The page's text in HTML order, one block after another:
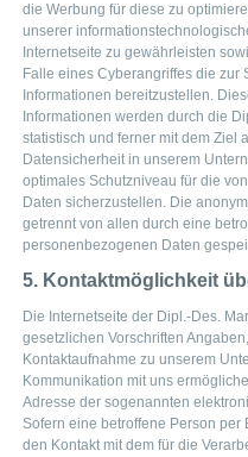
die Werbung für diese zu
unserer
Internetseite zu gewährleisten
Falle eines Cyberangriffes die zur
Informationen bereitzustellen.
Informationen werden durch die
statistisch und ferner mit dem Ziel
Datensicherheit in unserem
optimales Schutzniveau für die
Daten sicherzustellen. Die
getrennt von allen durch eine
personenbezogenen Daten
5. Kontaktmöglichkeit
Die Internetseite der Dipl.-Des.
gesetzlichen Vorschriften
Kontaktaufnahme zu unserem
Kommunikation mit uns
Adresse der sogenannten
Sofern eine betroffene Person
den Kontakt mit dem für die